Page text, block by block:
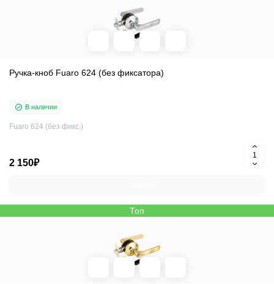
Ручка-кноб Fuaro 624 (без фиксатора)
В наличии
Fuaro 624 (без фикс.)
2 150₽
Топ